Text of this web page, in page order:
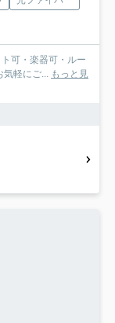
可・楽器可・ルー
気軽にご... もっと見